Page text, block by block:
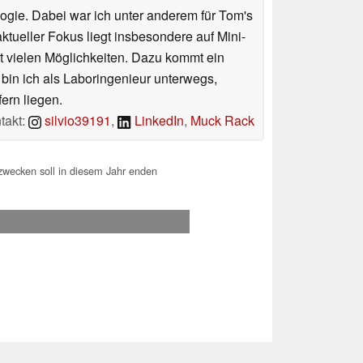
Dabei war ich unter anderem für Tom's
Fokus liegt insbesondere auf Mini-
Möglichkeiten. Dazu kommt ein
ich als Laboringenieur unterwegs,
liegen.
silvio39191, LinkedIn, Muck Rack
soll in diesem Jahr enden